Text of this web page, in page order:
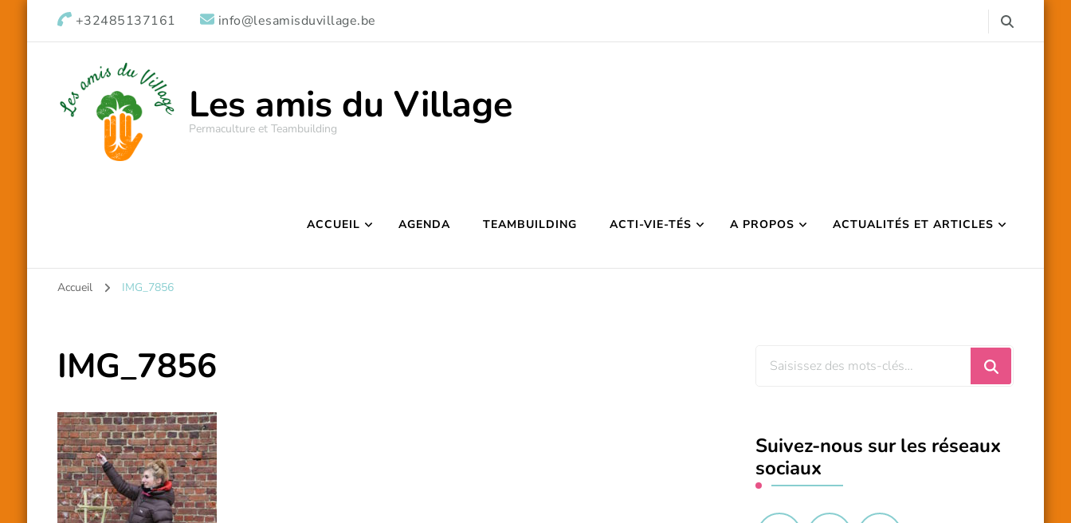
+32485137161 info@lesamisduvillage.be
Les amis du Village
Permaculture et Teambuilding
ACCUEIL AGENDA TEAMBUILDING ACTI-VIE-TÉS A PROPOS ACTUALITÉS ET ARTICLES
Accueil IMG_7856
IMG_7856
Vous
?
Suivez-nous sur les réseaux
sociaux